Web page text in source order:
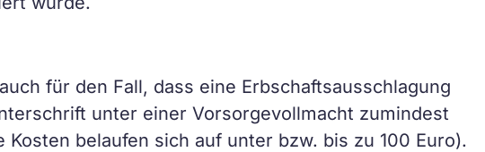
für den Fall, dass eine Erbschaftsausschlagung
unter einer Vorsorgevollmacht zumindest
belaufen sich auf unter bzw. bis zu 100 Euro).